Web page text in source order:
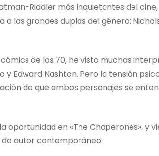
Riddler más inquietantes del cine,
las grandes duplas del género:
de los 70, he visto muchas
Edward Nashton. Pero la tensión
de que ambos personajes se
oportunidad en «The Chaperones», y
de autor contemporáneo.